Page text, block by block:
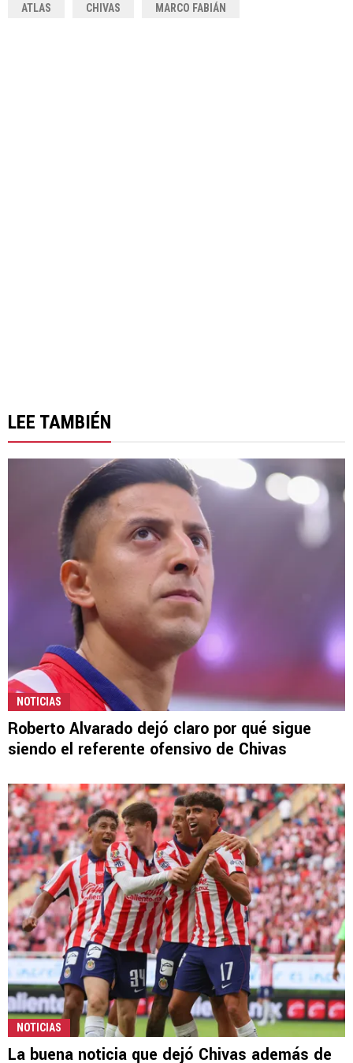
ATLAS CHIVAS MARCO FABIÁN
LEE TAMBIÉN
NOTICIAS
Roberto Alvarado dejó claro por qué sigue
siendo el referente ofensivo de Chivas
NOTICIAS
La buena noticia que dejó Chivas además de